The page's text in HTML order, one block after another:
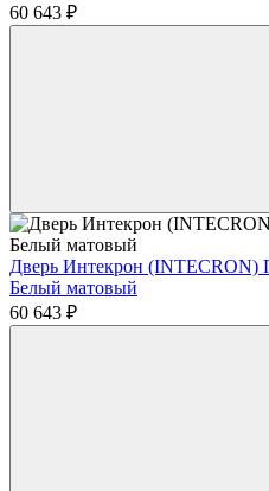
60 643 ₽
Дверь Интекрон
Белый матовый
60 643 ₽